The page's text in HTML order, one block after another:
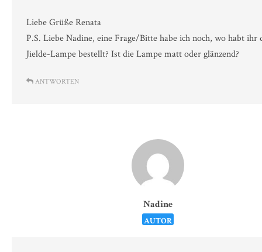
Liebe Grüße Renata
P.S. Liebe Nadine, eine Frage/Bitte habe ich noch, wo habt ihr
Jielde-Lampe bestellt? Ist die Lampe matt oder glänzend?
ANTWORTEN
Nadine
AUTOR